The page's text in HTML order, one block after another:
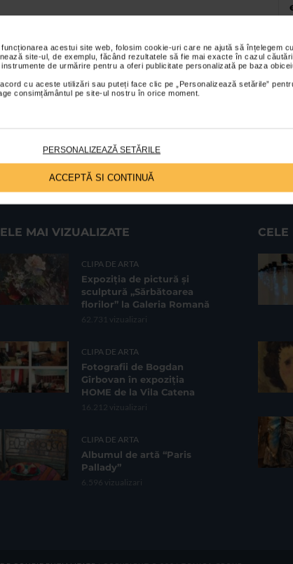
acestui site web, folosim cookie-uri care ne ajută să înțelegem
site-ul, de exemplu, făcând rezultatele să fie mai exacte în cazul
de urmărire pentru a oferi publicitate personalizată pe baza
cu aceste utilizări sau puteți face clic pe „Personalizează setările”
consimțământul pe site-ul nostru în orice moment.
PERSONALIZEAZĂ SETĂRILE
ACCEPTĂ SI CONTINUĂ
MAI VIZUALIZATE
CLIPA DE ARTA
Expoziția de pictură și
sculptură „Sărbătoarea
florilor” la Galeria Romană
62.731 vizualizari
CLIPA DE ARTA
Fotografii de Bogdan
Gîrbovan în expoziția
HOME de la Vila Catena
16.212 vizualizari
CLIPA DE ARTA
Albumul de artă “Paris
Pallady”
6.596 vizualizari
CELE